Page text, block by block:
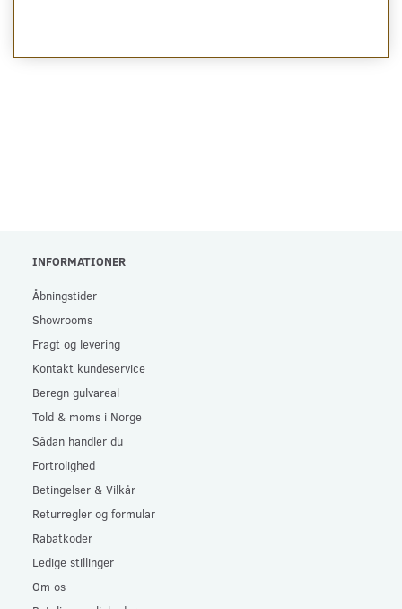
INFORMATIONER
Åbningstider
Showrooms
Fragt og levering
Kontakt kundeservice
Beregn gulvareal
Told & moms i Norge
Sådan handler du
Fortrolighed
Betingelser & Vilkår
Returregler og formular
Rabatkoder
Ledige stillinger
Om os